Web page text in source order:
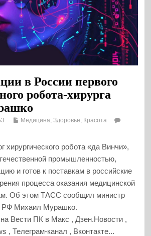
в России первого
робота-хирурга
Медицина, Здоровье, Красота
хирургического робота «да Винчи»,
промышленностью,
и готов к поставкам в российские
процесса оказания медицинской
Об этом ТАСС сообщил министр
РФ Михаил Мурашко.
Вести ПК в Макс , Дзен.Новости ,
, Телеграм-канал , Вконтакте...